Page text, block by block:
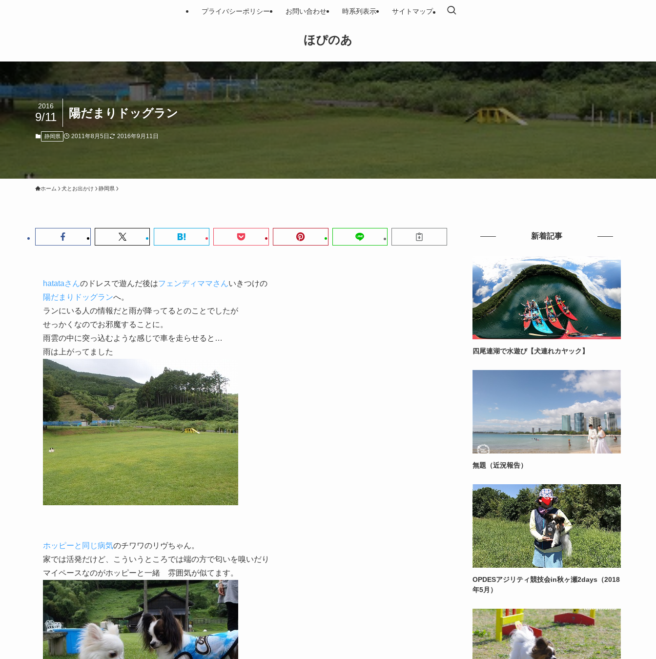
ほぴのあ
プライバシーポリシー お問い合わせ 時系列表示 サイトマップ
陽だまりドッグラン
2016
9/11
静岡県 2011年8月5日 2016年9月11日
ホーム 犬とお出かけ 静岡県
hatataさんのドレスで遊んだ後はフェンディママさんいきつけの
陽だまりドッグランへ。
ランにいる人の情報だと雨が降ってるとのことでしたが
せっかくなのでお邪魔することに。
雨雲の中に突っ込むような感じで車を走らせると…
雨は上がってました
ホッピーと同じ病気のチワワのリヴちゃん。
家では活発だけど、こういうところでは端の方で匂いを嗅いだり
マイペースなのがホッピーと一緒 雰囲気が似てます。
新着記事
四尾連湖で水遊び【犬連れカヤック】
無題（近況報告）
OPDESアジリティ競技会in秋ヶ瀬2days（2018
年5月）